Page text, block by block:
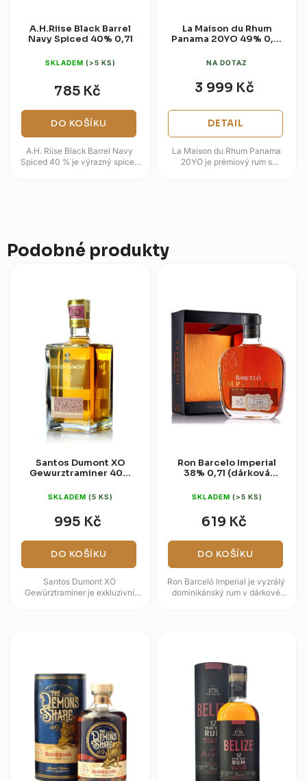
A.H.Riise Black Barrel
Navy Spiced 40% 0,7l
SKLADEM (>5 KS)
785 Kč
DO KOŠÍKU
A.H. Riise Black Barrel Navy
Spiced 40 % je výrazný spiced
La Maison du Rhum
Panama 20YO 49% 0,7l
NA DOTAZ
3 999 Kč
DETAIL
La Maison du Rhum Panama
20YO je prémiový rum s
Podobné produkty
Santos Dumont XO
Gewurztraminer 40%
SKLADEM (5 KS)
995 Kč
DO KOŠÍKU
Santos Dumont XO
Gewürztraminer je exkluzivní
Ron Barcelo Imperial
38% 0,7l (dárková
SKLADEM (>5 KS)
619 Kč
DO KOŠÍKU
Ron Barceló Imperial je vyzrálý
dominikánský rum v dárkové